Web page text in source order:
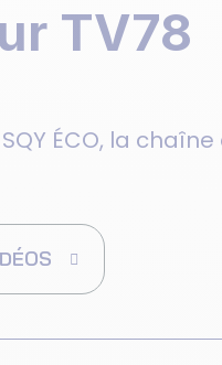
TV78
SQY ÉCO, la